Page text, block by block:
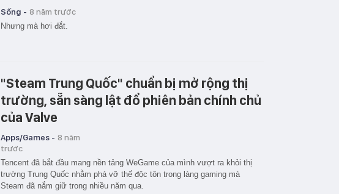
Sống - 8 năm trước
Nhưng mà hơi đắt.
"Steam Trung Quốc" chuẩn bị mở rộng thị
trường, sẵn sàng lật đổ phiên bản chính chủ
của Valve
Apps/Games - 8 năm
trước
Tencent đã bắt đầu mang nền tảng WeGame của mình vượt ra khỏi thị
trường Trung Quốc nhằm phá vỡ thế độc tôn trong làng gaming mà
Steam đã nắm giữ trong nhiều năm qua.